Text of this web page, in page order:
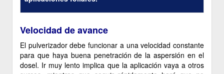
Velocidad de avance
El pulverizador debe funcionar a una velocidad constante
para que haya buena penetración de la aspersión en el
dosel. Ir muy lento implica que la aplicación vaya a otros